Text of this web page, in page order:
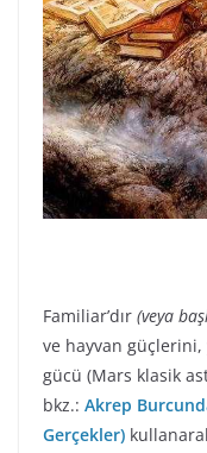
Familiar’dır (veya
ve hayvan güçlerini,
gücü (Mars klasik
bkz.: Akrep
Gerçekler)